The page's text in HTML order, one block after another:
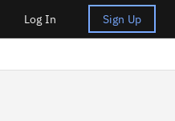
Log In Sign Up